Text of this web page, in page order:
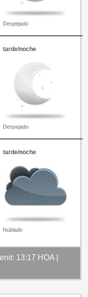
Despejado
tarde/noche
Despejado
tarde/noche
Nublado
13:17 HOA |